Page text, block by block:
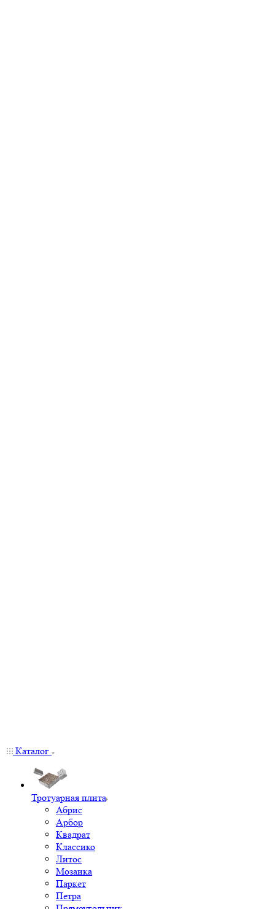
Каталог
Тротуарная плита
Абрис
Арбор
Квадрат
Классико
Литос
Мозаика
Паркет
Петра